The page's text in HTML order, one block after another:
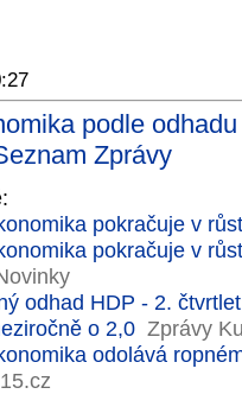
podle
Zprávy
pokračuje v
pokračuje v
odhad HDP - 2.
o 2,0 Zprávy
odolává